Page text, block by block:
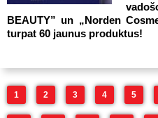
BEAUTY” un „Norden
turpat 60 jaunus produktus!
1 2 3 4 5